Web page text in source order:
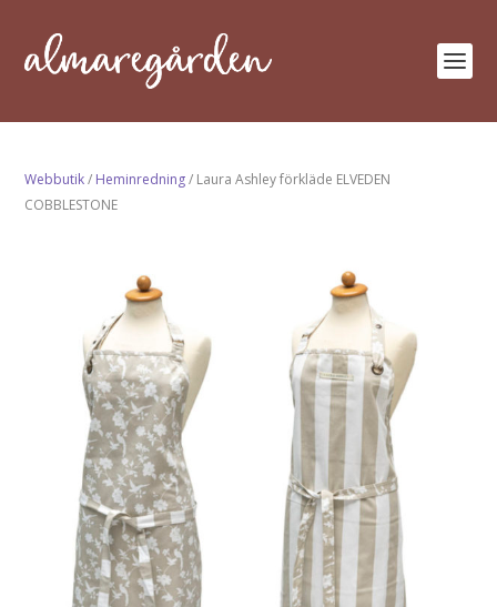
Webbutik/ Heminredning/ Laura Ashley förkläde ELVEDEN
COBBLESTONE